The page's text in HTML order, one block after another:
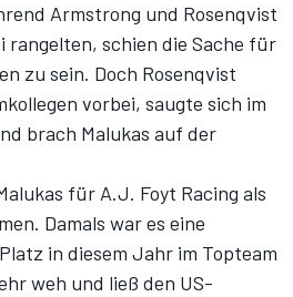
Armstrong und Rosenqvist
rangelten, schien die Sache für
zu sein. Doch Rosenqvist
vorbei, saugte sich im
brach Malukas auf der
für A.J. Foyt Racing als
Damals war es eine
in diesem Jahr im Topteam
weh und ließ den US-